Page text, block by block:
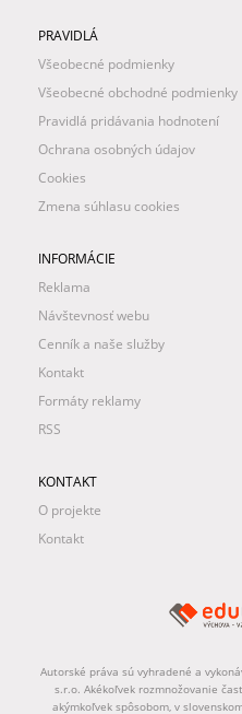
PRAVIDLÁ
Všeobecné podmienky
Všeobecné obchodné podmienky
Pravidlá pridávania hodnotení
Ochrana osobných údajov
Cookies
Zmena súhlasu cookies
INFORMÁCIE
Reklama
Návštevnosť webu
Cenník a naše služby
Kontakt
Formáty reklamy
RSS
KONTAKT
O projekte
Kontakt
Autorské práva sú vyhradené a
s.r.o. Akékoľvek rozmnožovanie
akýmkoľvek spôsobom, v